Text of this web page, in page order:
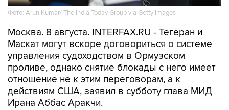
Фото: Arun Kumar/ The India Today Group via Getty Images
Москва. 8 августа. INTERFAX.RU - Тегеран и
Маскат могут вскоре договориться о системе
управления судоходством в Ормузском
проливе, однако снятие блокады с него имеет
отношение не к этим переговорам, а к
действиям США, заявил в субботу глава МИД
Ирана Аббас Аракчи.